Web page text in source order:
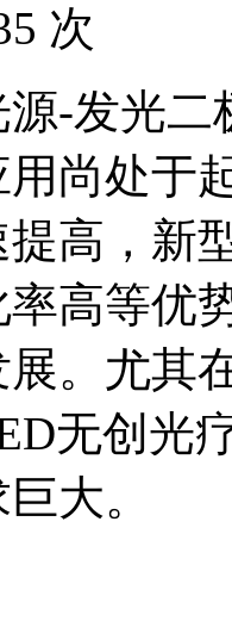
次
源-发光
用尚处于
提高，新
率高等优
。尤其
无创光
大。